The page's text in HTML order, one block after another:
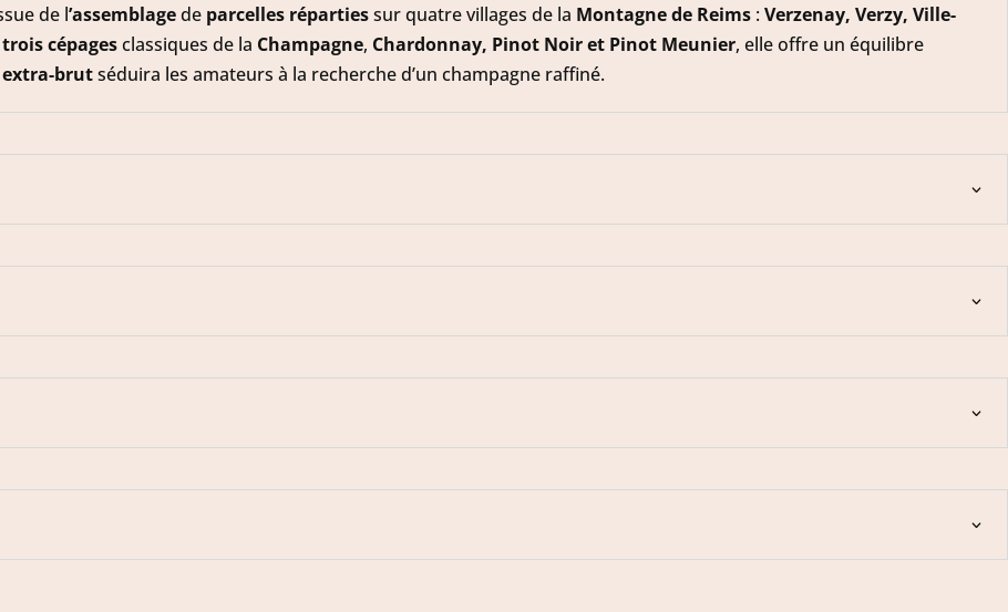
de l’assemblagede parcelles répartiessur quatre villages de la Montagne de Reims :Verzenay, Verzy, Ville-
trois cépagesclassiques de la Champagne, Chardonnay, Pinot Noir et Pinot Meunier, elle offre un équilibre
extra-brutséduira les amateurs à la recherche d’un champagne raffiné.